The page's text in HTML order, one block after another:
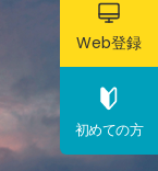
Web登録
初めての方